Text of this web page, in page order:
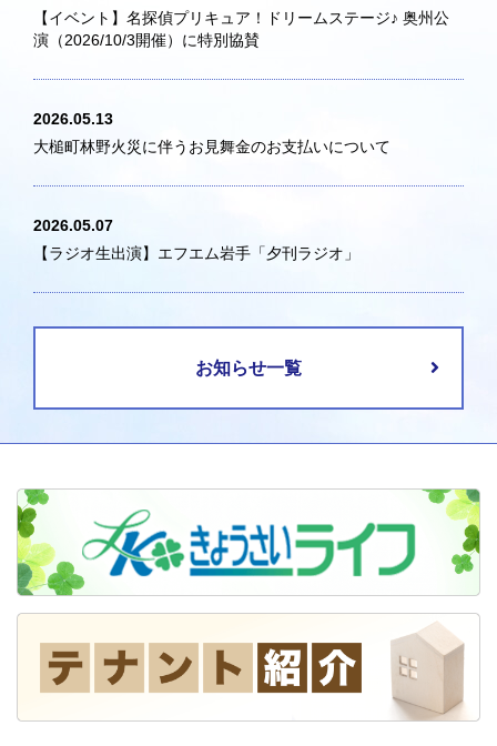
【イベント】名探偵プリキュア！ドリームステージ♪ 奥州公
演（2026/10/3開催）に特別協賛
2026.05.13
大槌町林野火災に伴うお見舞金のお支払いについて
2026.05.07
【ラジオ生出演】エフエム岩手「夕刊ラジオ」
お知らせ一覧